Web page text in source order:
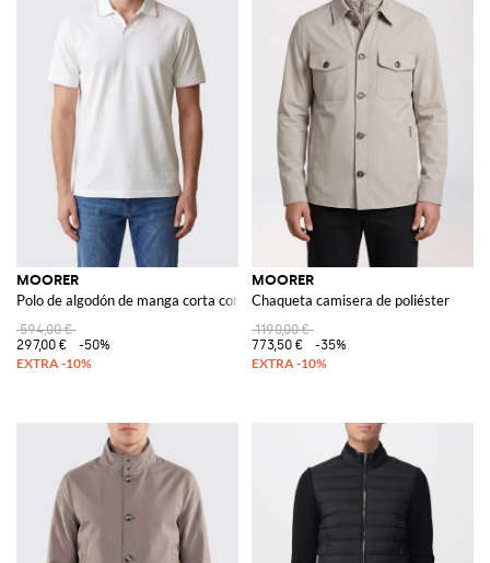
MOORER
Polo de algodón de manga corta con cuello de pico y ribetes en contraste
594,00 €
297,00 €
-50%
MOORER
Chaqueta camisera de poliéster
1190,00 €
773,50 €
-35%